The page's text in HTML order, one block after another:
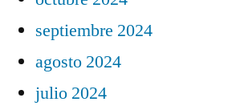
septiembre 2024
agosto 2024
julio 2024